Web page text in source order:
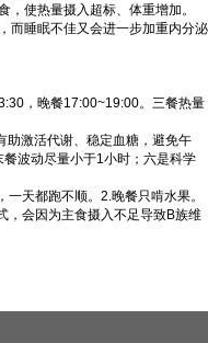
使热量摄入超标、体重增加。
而睡眠不佳又会进一步加重内分泌
，晚餐17:00~19:00。三餐热量
助激活代谢、稳定血糖，避免午
波动尽量小于1小时；六是科学
天都跑不顺。2.晚餐只啃水果。
，会因为主食摄入不足导致B族维